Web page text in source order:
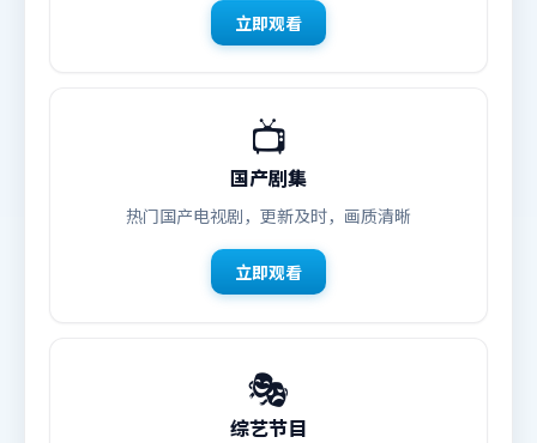
立即观看
📺
国产剧集
热门国产电视剧，更新及时，画质清晰
立即观看
🎭
综艺节目